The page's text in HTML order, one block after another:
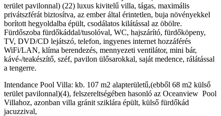
terület pavilonnal) (22) luxus kivitelű villa, tágas, maximális
privátszférát biztosítva, az ember által érintetlen, buja növényekkel
borított hegyoldalba épült, csodálatos kilátással az öbölre.
Fürdőszoba fürdőkáddal/tusolóval, WC, hajszárító, fürdőköpeny,
TV, DVD/CD lejátszó, telefon, ingyenes internet hozzáférés
WiFi/LAN, klíma berendezés, mennyezeti ventilátor, mini bár,
kávé-/teakészítő, széf, pavilon ülősarokkal, saját medence, rálátással
a tengerre.
Intendance Pool Villa: kb. 107 m2 alapterületű,(ebből 68 m2 külső
terület pavilonnal)(4), felszereltségében hasonló az Oceanview Pool
Villahoz, azonban villa gránit sziklára épült, külső fürdőkád
jacuzzival,